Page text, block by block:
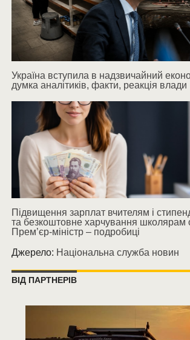
Україна вступила в надзвичайний
думка аналітиків, факти, реакція влади
Підвищення зарплат вчителям і
та безкоштовне харчування школярам
Прем’єр-міністр – подробиці
Джерело: Національна служба новин
ВІД ПАРТНЕРІВ